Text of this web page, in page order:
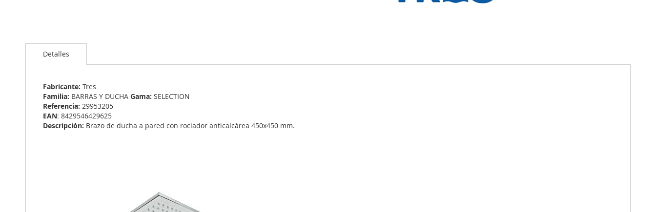
al
comienzo
galería
imágenes
Detalles
Fabricante: Tres
Familia: BARRAS Y DUCHA Gama: SELECTION
Referencia: 29953205
EAN: 8429546429625
Descripción: Brazo de ducha a pared con rociador anticalcárea 450x450 mm.